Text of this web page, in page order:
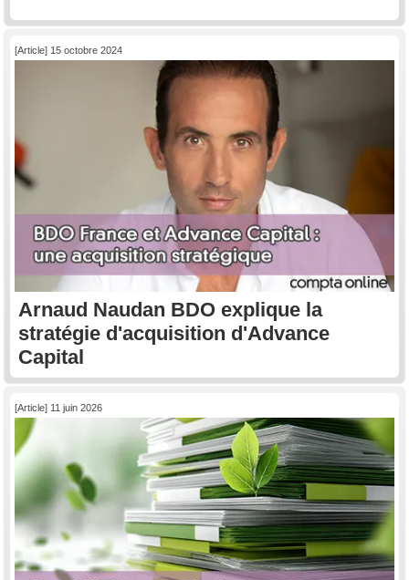
[Article] 15 octobre 2024
Arnaud Naudan BDO explique la
stratégie d'acquisition d'Advance
Capital
[Article] 11 juin 2026